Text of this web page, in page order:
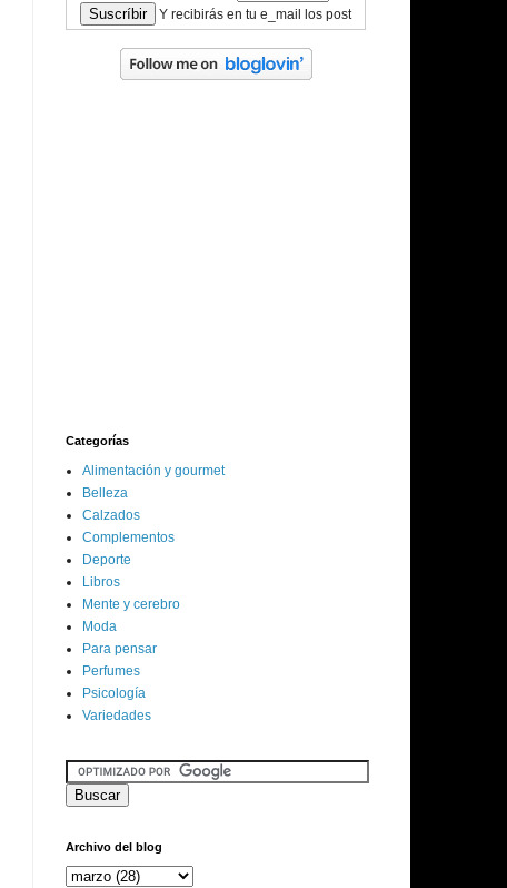
Y recibirás en tu e_mail los post
Categorías
Alimentación y gourmet
Belleza
Calzados
Complementos
Deporte
Libros
Mente y cerebro
Moda
Para pensar
Perfumes
Psicología
Variedades
Archivo del blog